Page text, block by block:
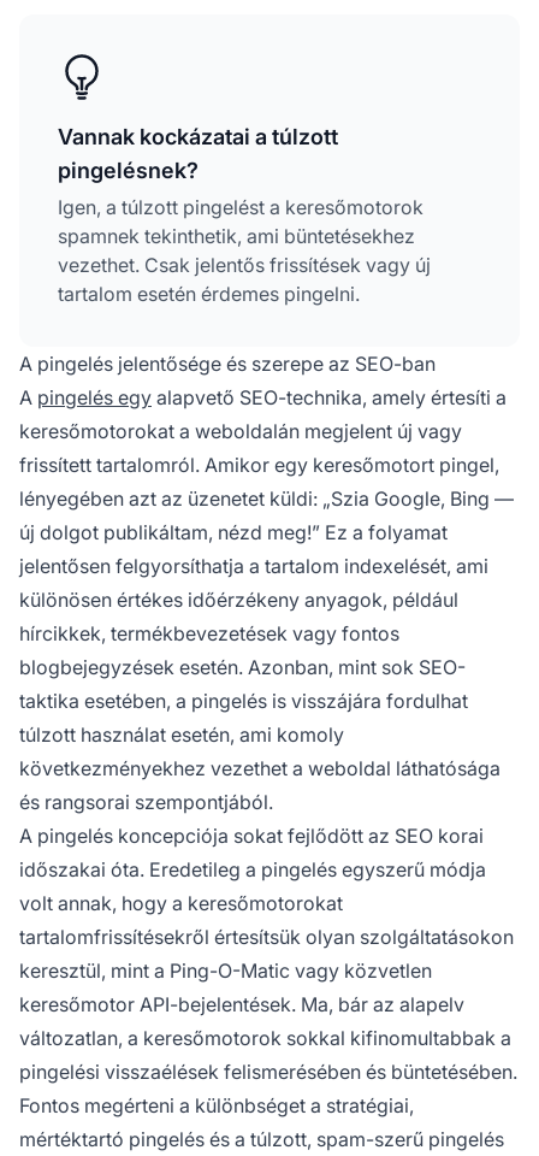
Vannak kockázatai a túlzott
pingelésnek?
Igen, a túlzott pingelést a keresőmotorok
spamnek tekinthetik, ami büntetésekhez
vezethet. Csak jelentős frissítések vagy új
tartalom esetén érdemes pingelni.
A pingelés jelentősége és szerepe az SEO-ban
A pingelés egy alapvető SEO-technika, amely értesíti a
keresőmotorokat a weboldalán megjelent új vagy
frissített tartalomról. Amikor egy keresőmotort pingel,
lényegében azt az üzenetet küldi: „Szia Google, Bing —
új dolgot publikáltam, nézd meg!” Ez a folyamat
jelentősen felgyorsíthatja a tartalom indexelését, ami
különösen értékes időérzékeny anyagok, például
hírcikkek, termékbevezetések vagy fontos
blogbejegyzések esetén. Azonban, mint sok SEO-
taktika esetében, a pingelés is visszájára fordulhat
túlzott használat esetén, ami komoly
következményekhez vezethet a weboldal láthatósága
és rangsorai szempontjából.
A pingelés koncepciója sokat fejlődött az SEO korai
időszakai óta. Eredetileg a pingelés egyszerű módja
volt annak, hogy a keresőmotorokat
tartalomfrissítésekről értesítsük olyan szolgáltatásokon
keresztül, mint a Ping-O-Matic vagy közvetlen
keresőmotor API-bejelentések. Ma, bár az alapelv
változatlan, a keresőmotorok sokkal kifinomultabbak a
pingelési visszaélések felismerésében és büntetésében.
Fontos megérteni a különbséget a stratégiai,
mértéktartó pingelés és a túlzott, spam-szerű pingelés